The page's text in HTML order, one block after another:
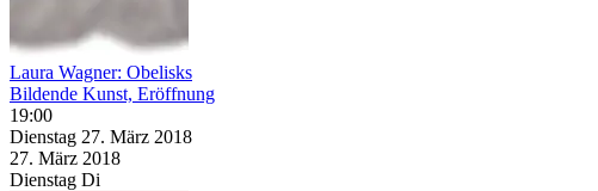
Laura Wagner: Obelisks
Bildende Kunst, Eröffnung
19:00
Dienstag 27. März 2018
27. März 2018
Dienstag Di